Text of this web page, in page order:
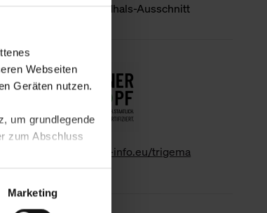
Webseiten
Geräten nutzen.
um grundlegende
zum Abschluss
Ihres Profils
speichern wir
Marketing
Rundhals-Ausschnitt
www.gk-info.eu/trigema